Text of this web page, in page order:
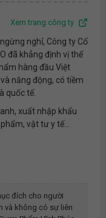
Xem trang công ty
nghỉ, Công ty Cổ
đã khẳng định vị thế
hàng đầu Việt
năng động, có tiềm
quốc tế.
xuất nhập khẩu
vật tư y tế...
đích cho người
và không có sự liên